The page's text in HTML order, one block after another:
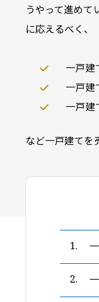
うやって進め
に応えるべく、
一戸建
一戸建
一戸建
など一戸建てを
1.
2.